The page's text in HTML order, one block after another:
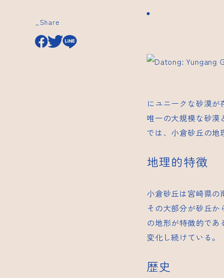
_Share
にユニークな砂漠
唯一の大規模な砂
では、小倉砂丘の地
地理的特徴
小倉砂丘は宮崎県の
その大部分が砂丘
の地形が特徴的で
変化し続けている。
歴史